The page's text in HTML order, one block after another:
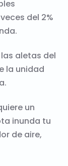
del 2%
aletas del
la unidad
un
inunda tu
de aire,